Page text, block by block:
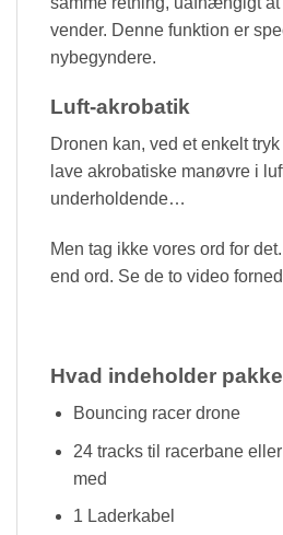
vender. Denne funktion er
nybegyndere.
Luft-akrobatik
Dronen kan, ved et enkelt
lave akrobatiske manøvre i
underholdende…
Men tag ikke vores ord for
end ord. Se de to video
Hvad indeholder
Bouncing racer drone
24 tracks til racerbane
med
1 Laderkabel